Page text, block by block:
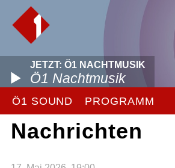
JETZT: Ö1 NACHTMUSIK
Ö1 Nachtmusik
Ö1 SOUND PROGRAMM
Nachrichten